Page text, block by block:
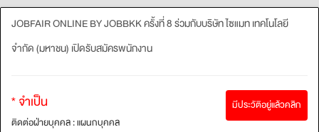
JOBFAIR ONLINE BY JOBBKK ครั้งที่ 8 ร่วมกับบริษัท ไซแมท เทคโนโลยี
จำกัด (มหาชน) เปิดรับสมัครพนักงาน
* จำเป็น
ติดต่อฝ่ายบุคคล : แผนกบุคคล
มีประวัติอยู่แล้วคลิก